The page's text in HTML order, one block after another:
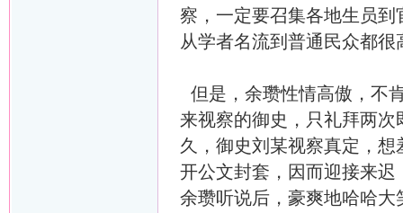
察，一定要召集各地生员
从学者名流到普通民众都
但是，余瓒性情高傲，不
来视察的御史，只礼拜两
久，御史刘某视察真定，
开公文封套，因而迎接来
余瓒听说后，豪爽地哈哈